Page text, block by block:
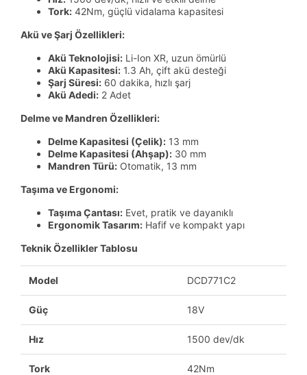
Tork: 42Nm, güçlü vidalama kapasitesi
Akü ve Şarj Özellikleri:
Akü Teknolojisi: Li-Ion XR, uzun ömürlü
Akü Kapasitesi: 1.3 Ah, çift akü desteği
Şarj Süresi: 60 dakika, hızlı şarj
Akü Adedi: 2 Adet
Delme ve Mandren Özellikleri:
Delme Kapasitesi (Çelik): 13 mm
Delme Kapasitesi (Ahşap): 30 mm
Mandren Türü: Otomatik, 13 mm
Taşıma ve Ergonomi:
Taşıma Çantası: Evet, pratik ve dayanıklı
Ergonomik Tasarım: Hafif ve kompakt yapı
Teknik Özellikler Tablosu
Model DCD771C2
Güç 18V
Hız 1500 dev/dk
Tork 42Nm